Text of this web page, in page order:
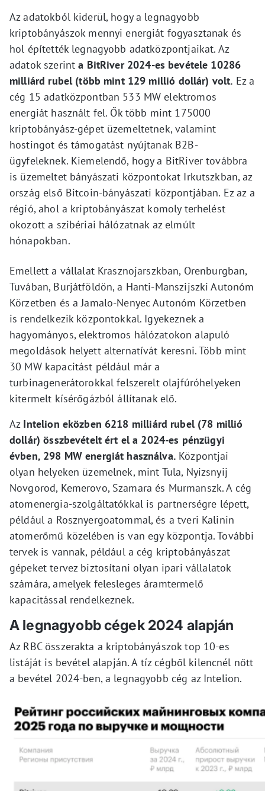
Az adatokból kiderül, hogy a legnagyobb
kriptobányászok mennyi energiát fogyasztanak és
hol építették legnagyobb adatközpontjaikat. Az
adatok szerinta BitRiver 2024-es bevétele 10286
milliárd rubel (több mint 129 millió dollár) volt. Ez a
cég 15 adatközpontban 533 MW elektromos
energiát használt fel. Ők több mint 175000
kriptobányász-gépet üzemeltetnek, valamint
hostingot és támogatást nyújtanak B2B-
ügyfeleknek. Kiemelendő, hogy a BitRiver továbbra
is üzemeltet bányászati központokat Irkutszkban, az
ország első Bitcoin-bányászati központjában. Ez az a
régió, ahol a kriptobányászat komoly terhelést
okozott a szibériai hálózatnak az elmúlt
hónapokban.
Emellett a vállalat Krasznojarszkban, Orenburgban,
Tuvában, Burjátföldön, a Hanti-Manszijszki Autonóm
Körzetben és a Jamalo-Nenyec Autonóm Körzetben
is rendelkezik központokkal. Igyekeznek a
hagyományos, elektromos hálózatokon alapuló
megoldások helyett alternatívát keresni. Több mint
30 MW kapacitást például már a
turbinagenerátorokkal felszerelt olajfúróhelyeken
kitermelt kísérőgázból állítanak elő.
Az Intelion eközben 6218 milliárd rubel (78 millió
dollár) összbevételt ért el a 2024-es pénzügyi
évben, 298 MW energiát használva.Központjai
olyan helyeken üzemelnek, mint Tula, Nyizsnyij
Novgorod, Kemerovo, Szamara és Murmanszk. A cég
atomenergia-szolgáltatókkal is partnerségre lépett,
például a Rosznyergoatommal, és a tveri Kalinin
atomerőmű közelében is van egy központja. További
tervek is vannak, például a cég kriptobányászat
gépeket tervez biztosítani olyan ipari vállalatok
számára, amelyek felesleges áramtermelő
kapacitással rendelkeznek.
A legnagyobb cégek 2024 alapján
Az RBC összerakta a kriptobányászok top 10-es
listáját is bevétel alapján. A tíz cégből kilencnél nőtt
a bevétel 2024-ben, a legnagyobb cég az Intelion.